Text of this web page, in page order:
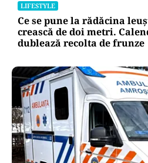
LIFESTYLE
Ce se pune la rădăcina
crească de doi metri.
dublează recolta de frunze